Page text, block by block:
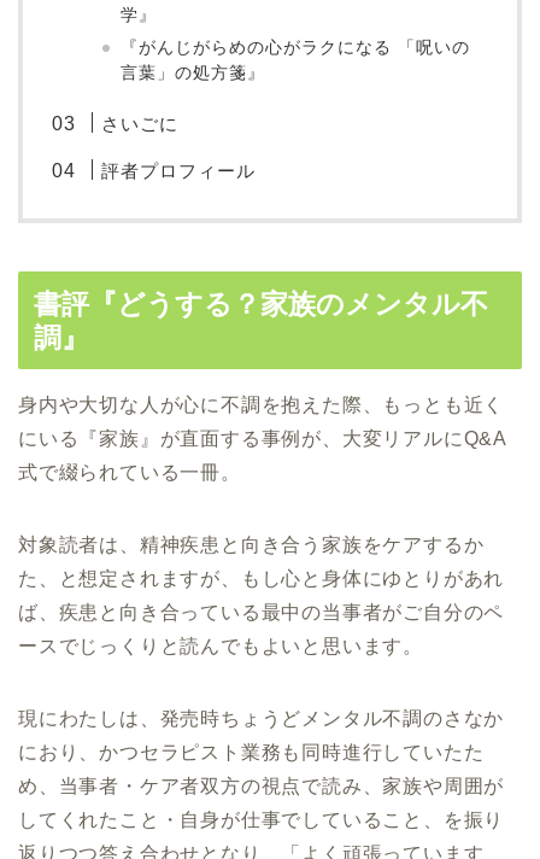
学』
『がんじがらめの心がラクになる 「呪いの
言葉」の処方箋』
さいごに
評者プロフィール
書評『どうする？家族のメンタル不
調』
身内や大切な人が心に不調を抱えた際、もっとも近く
にいる『家族』が直面する事例が、大変リアルにQ&A
式で綴られている一冊。
対象読者は、精神疾患と向き合う家族をケアするか
た、と想定されますが、もし心と身体にゆとりがあれ
ば、疾患と向き合っている最中の当事者がご自分のペ
ースでじっくりと読んでもよいと思います。
現にわたしは、発売時ちょうどメンタル不調のさなか
におり、かつセラピスト業務も同時進行していたた
め、当事者・ケア者双方の視点で読み、家族や周囲が
してくれたこと・自身が仕事でしていること、を振り
返りつつ答え合わせとなり、「よく頑張っています